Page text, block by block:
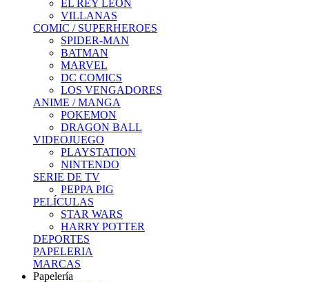
EL REY LEÓN
VILLANAS
COMIC / SUPERHEROES
SPIDER-MAN
BATMAN
MARVEL
DC COMICS
LOS VENGADORES
ANIME / MANGA
POKEMON
DRAGON BALL
VIDEOJUEGO
PLAYSTATION
NINTENDO
SERIE DE TV
PEPPA PIG
PELÍCULAS
STAR WARS
HARRY POTTER
DEPORTES
PAPELERIA
MARCAS
Papelería